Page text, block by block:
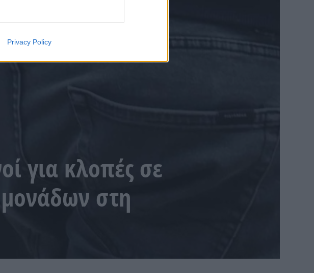
Privacy Policy
για κλοπές σε
μονάδων στη